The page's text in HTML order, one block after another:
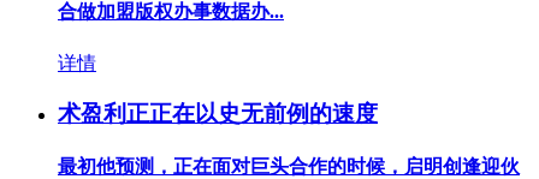
合做加盟版权办事数据办...
详情
术盈利正正在以史无前例的速度
最初他预测，正在面对巨头合作的时候，启明创逢迎伙